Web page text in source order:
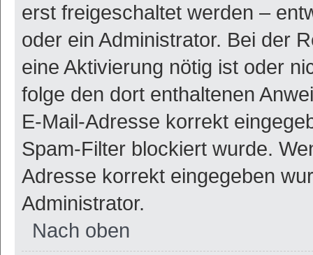
erst freigeschaltet werden –
oder ein Administrator. Bei der
eine Aktivierung nötig ist oder
folge den dort enthaltenen
E-Mail-Adresse korrekt
Spam-Filter blockiert wurde.
Adresse korrekt eingegeben
Administrator.
Nach oben